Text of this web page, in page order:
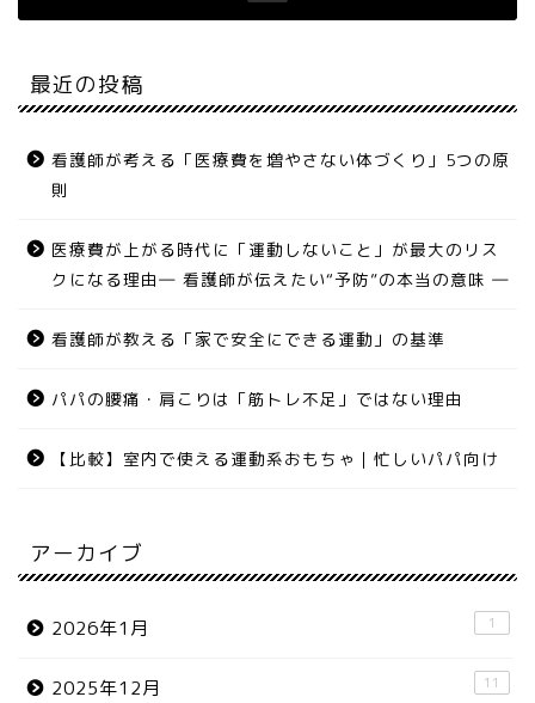
最近の投稿
看護師が考える「医療費を増やさない体づくり」5つの原
則
医療費が上がる時代に「運動しないこと」が最大のリス
クになる理由― 看護師が伝えたい“予防”の本当の意味 ―
看護師が教える「家で安全にできる運動」の基準
パパの腰痛・肩こりは「筋トレ不足」ではない理由
【比較】室内で使える運動系おもちゃ｜忙しいパパ向け
アーカイブ
2026年1月 1
2025年12月 11